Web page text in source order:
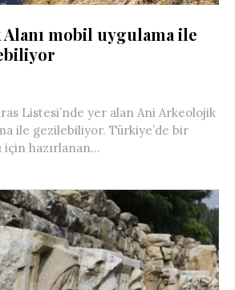
mobil uygulama ile
Listesi’nde yer alan Ani Arkeolojik
ile gezilebiliyor. Türkiye’de bir
hazırlanan...